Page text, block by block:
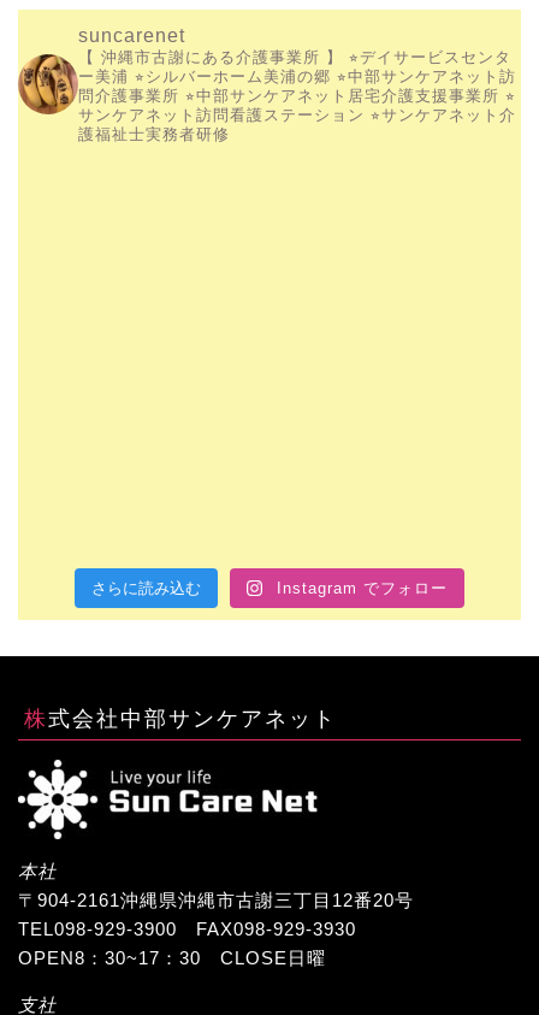
suncarenet
【 沖縄市古謝にある介護事業所 】
⭐︎デイサービスセンタ
ー美浦 ⭐︎シルバーホーム美浦の郷 ⭐︎中部サンケアネット訪
問介護事業所 ⭐︎中部サンケアネット居宅介護支援事業所 ⭐︎
サンケアネット訪問看護ステーション ⭐︎サンケアネット介
護福祉士実務者研修
さらに読み込む Instagram でフォロー
株式会社中部サンケアネット
本社
〒904-2161沖縄県沖縄市古謝三丁目12番20号
TEL098-929-3900 FAX098-929-3930
OPEN8：30~17：30 CLOSE日曜
支社